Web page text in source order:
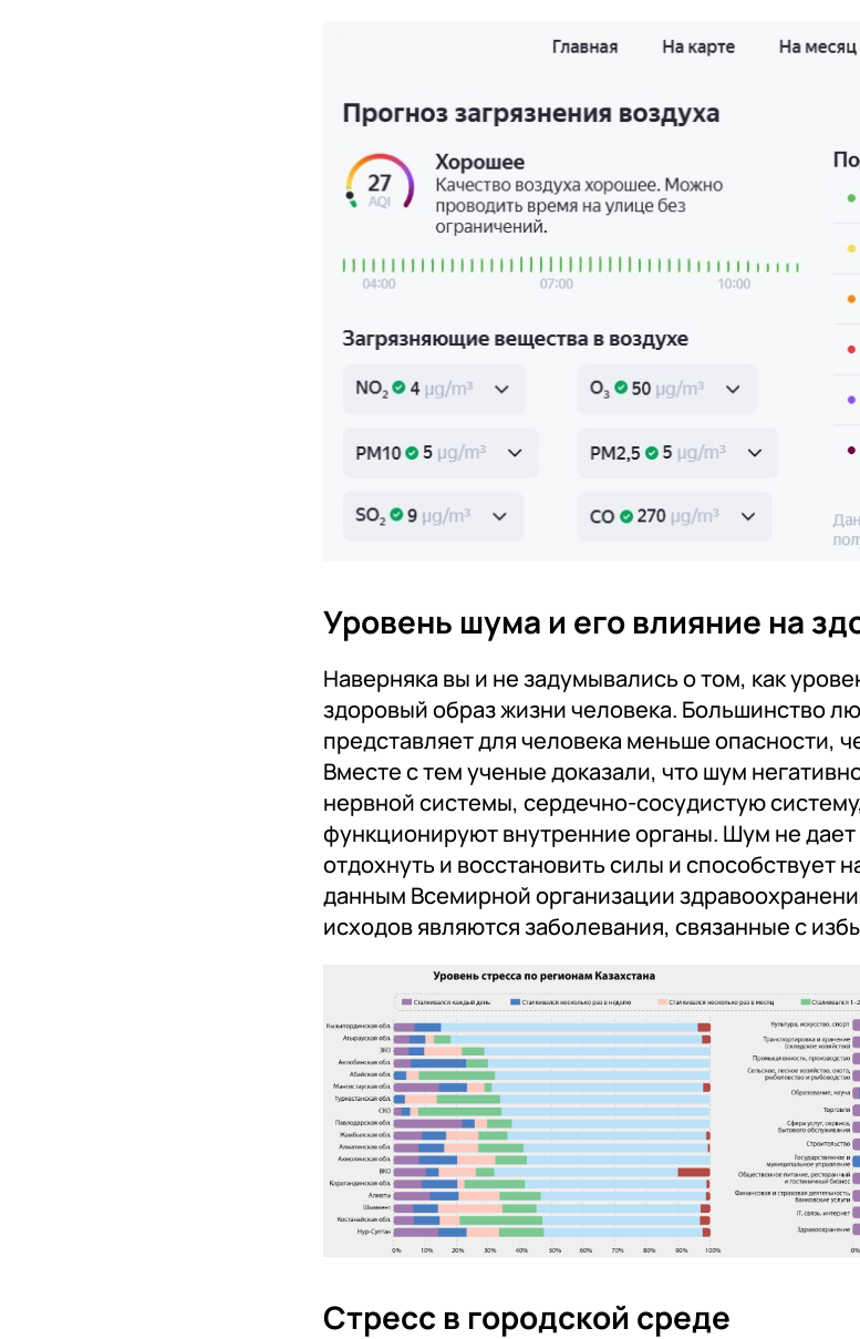
Уровень шума и его влияние на
Наверняка вы и не задумывались о том, как
здоровый образ жизни человека. Большинство
представляет для человека меньше опасности,
Вместе с тем ученые доказали, что шум
нервной системы, сердечно-сосудистую
функционируют внутренние органы. Шум не
отдохнуть и восстановить силы и способствует
данным Всемирной организации
исходов являются заболевания, связанные с
Стресс в городской среде